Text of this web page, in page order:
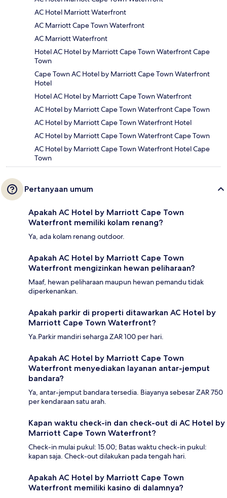
AC Hotel Marriott Waterfront
AC Marriott Cape Town Waterfront
AC Marriott Waterfront
Hotel AC Hotel by Marriott Cape Town Waterfront Cape
Town
Cape Town AC Hotel by Marriott Cape Town Waterfront
Hotel
Hotel AC Hotel by Marriott Cape Town Waterfront
AC Hotel by Marriott Cape Town Waterfront Cape Town
AC Hotel by Marriott Cape Town Waterfront Hotel
AC Hotel by Marriott Cape Town Waterfront Cape Town
AC Hotel by Marriott Cape Town Waterfront Hotel Cape
Town
Pertanyaan umum
Apakah AC Hotel by Marriott Cape Town
Waterfront memiliki kolam renang?
Ya, ada kolam renang outdoor.
Apakah AC Hotel by Marriott Cape Town
Waterfront mengizinkan hewan peliharaan?
Maaf, hewan peliharaan maupun hewan pemandu tidak
diperkenankan.
Apakah parkir di properti ditawarkan AC Hotel by
Marriott Cape Town Waterfront?
Ya.Parkir mandiri seharga ZAR 100 per hari.
Apakah AC Hotel by Marriott Cape Town
Waterfront menyediakan layanan antar-jemput
bandara?
Ya, antar-jemput bandara tersedia. Biayanya sebesar ZAR 750
per kendaraan satu arah.
Kapan waktu check-in dan check-out di AC Hotel by
Marriott Cape Town Waterfront?
Check-in mulai pukul: 15.00; Batas waktu check-in pukul:
kapan saja. Check-out dilakukan pada tengah hari.
Apakah AC Hotel by Marriott Cape Town
Waterfront memiliki kasino di dalamnya?